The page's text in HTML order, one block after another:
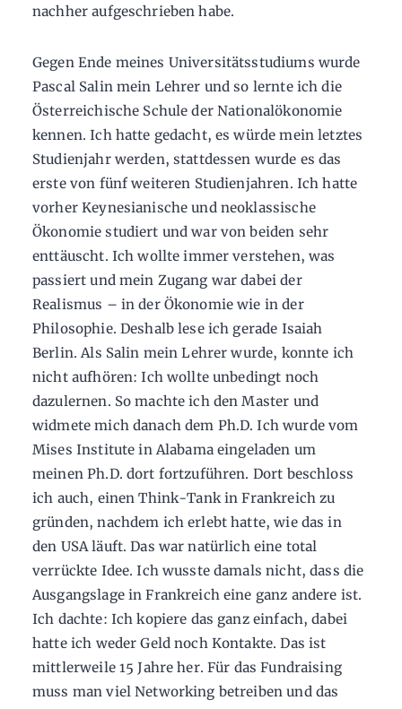
nachher aufgeschrieben habe.
Gegen Ende meines Universitätsstudiums wurde
Pascal Salin mein Lehrer und so lernte ich die
Österreichische Schule der Nationalökonomie
kennen. Ich hatte gedacht, es würde mein letztes
Studienjahr werden, stattdessen wurde es das
erste von fünf weiteren Studienjahren. Ich hatte
vorher Keynesianische und neoklassische
Ökonomie studiert und war von beiden sehr
enttäuscht. Ich wollte immer verstehen, was
passiert und mein Zugang war dabei der
Realismus – in der Ökonomie wie in der
Philosophie. Deshalb lese ich gerade Isaiah
Berlin. Als Salin mein Lehrer wurde, konnte ich
nicht aufhören: Ich wollte unbedingt noch
dazulernen. So machte ich den Master und
widmete mich danach dem Ph.D. Ich wurde vom
Mises Institute in Alabama eingeladen um
meinen Ph.D. dort fortzuführen. Dort beschloss
ich auch, einen Think-Tank in Frankreich zu
gründen, nachdem ich erlebt hatte, wie das in
den USA läuft. Das war natürlich eine total
verrückte Idee. Ich wusste damals nicht, dass die
Ausgangslage in Frankreich eine ganz andere ist.
Ich dachte: Ich kopiere das ganz einfach, dabei
hatte ich weder Geld noch Kontakte. Das ist
mittlerweile 15 Jahre her. Für das Fundraising
muss man viel Networking betreiben und das